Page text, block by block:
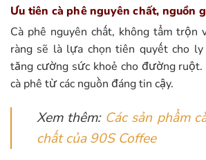
Ưu tiên cà phê nguyên chất, nguồn
Cà phê nguyên chất, không tẩm trộn
ràng sẽ là lựa chọn tiên quyết cho
tăng cường sức khoẻ cho đường ruột.
cà phê từ các nguồn đáng tin cậy.
Xem thêm: Các sản phẩm
chất của 90S Coffee